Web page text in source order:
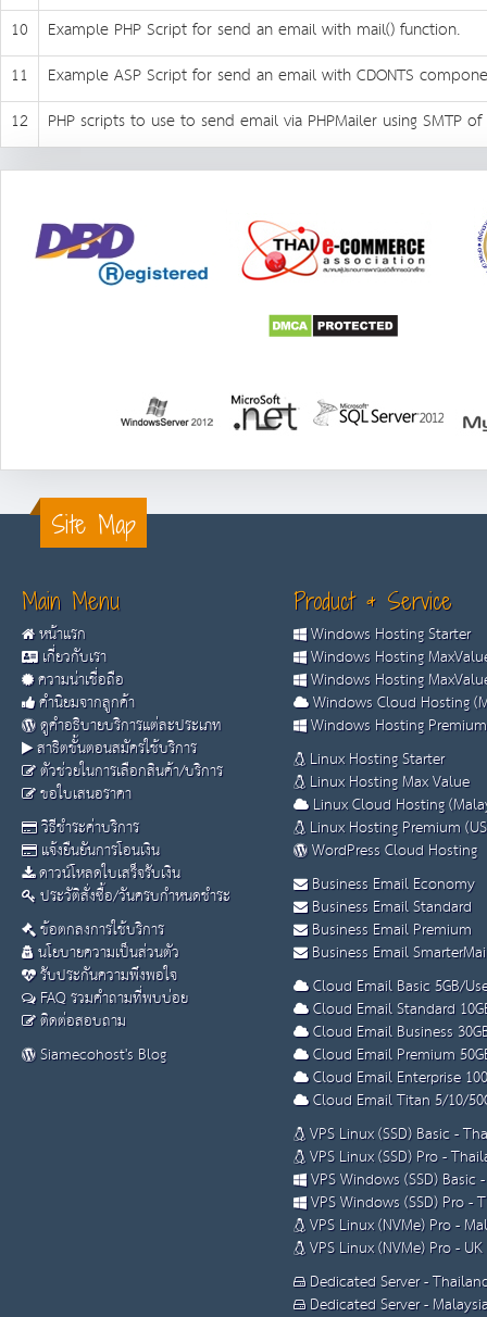
10
Example PHP Script for send an email with mail() function.
11
Example ASP Script for send an email with CDONTS
12
PHP scripts to use to send email via PHPMailer using SMTP
Site Map
Main Menu
หน้าแรก
เกี่ยวกับเรา
ความน่าเชื่อถือ
คำนิยมจากลูกค้า
ดูคำอธิบายบริการแต่ละประเภท
สาธิตขั้นตอนสมัครใช้บริการ
ตัวช่วยในการเลือกสินค้า/บริการ
ขอใบเสนอราคา
วิธีชำระค่าบริการ
แจ้งยืนยันการโอนเงิน
ดาวน์โหลดใบเสร็จรับเงิน
ประวัติสั่งซื้อ/วันครบกำหนดชำระ
ข้อตกลงการใช้บริการ
นโยบายความเป็นส่วนตัว
รับประกันความพึงพอใจ
FAQ รวมคำถามที่พบบ่อย
ติดต่อสอบถาม
Siamecohost's Blog
Product & Service
Windows Hosting Starter
Windows Hosting
Windows Hosting
Windows Cloud Hosting
Windows Hosting
Linux Hosting Starter
Linux Hosting Max Value
Linux Cloud Hosting
Linux Hosting Premium
WordPress Cloud Hosting
Business Email Economy
Business Email Standard
Business Email Premium
Business Email
Cloud Email Basic 5GB/
Cloud Email Standard
Cloud Email Business
Cloud Email Premium
Cloud Email Enterprise
Cloud Email Titan 5/10/
VPS Linux (SSD) Basic -
VPS Linux (SSD) Pro -
VPS Windows (SSD) Basic
VPS Windows (SSD) Pro -
VPS Linux (NVMe) Pro -
VPS Linux (NVMe) Pro - UK
Dedicated Server -
Dedicated Server -